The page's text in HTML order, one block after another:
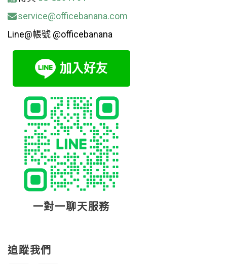
service@officebanana.com
Line@帳號 @officebanana
一對一聊天服務
追蹤我們